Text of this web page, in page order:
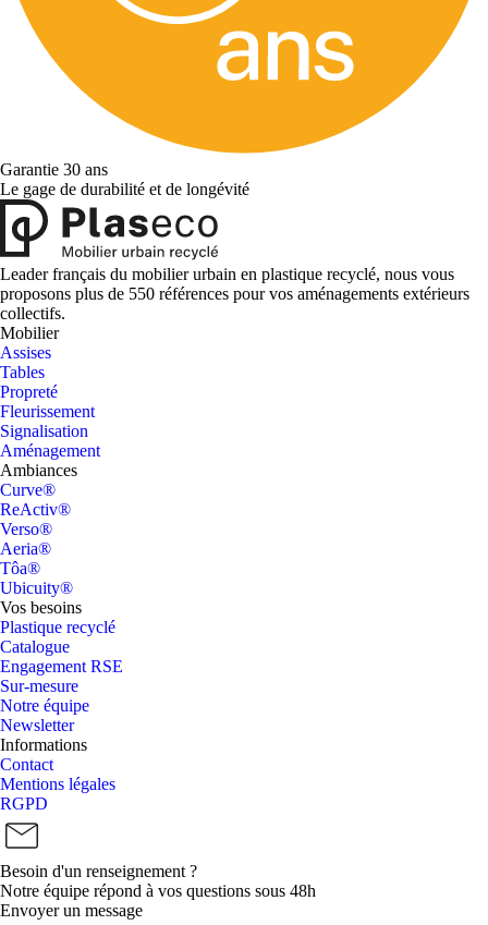
Garantie 30 ans
Le gage de durabilité et de longévité
Leader français du mobilier urbain en plastique recyclé, nous vous
proposons plus de 550 références pour vos aménagements extérieurs
collectifs.
Mobilier
Assises
Tables
Propreté
Fleurissement
Signalisation
Aménagement
Ambiances
Curve®
ReActiv®
Verso®
Aeria®
Tôa®
Ubicuity®
Vos besoins
Plastique recyclé
Catalogue
Engagement RSE
Sur-mesure
Notre équipe
Newsletter
Informations
Contact
Mentions légales
RGPD
Besoin d'un renseignement ?
Notre équipe répond à vos questions sous 48h
Envoyer un message